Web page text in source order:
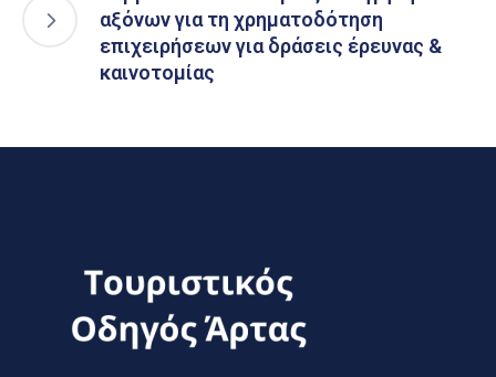
αξόνων για τη χρηματοδότηση
επιχειρήσεων για δράσεις έρευνας &
καινοτομίας